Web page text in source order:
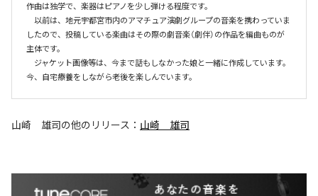
作曲は独学で、楽器はピアノを少し弾ける程度です。
以前は、地元宇都宮市内のアマチュア演劇グループの音楽を携わっていま
したので、投稿している楽曲はその際の劇音楽（劇伴）の作品を編曲ものが
主体です。
ジャケット画像等は、今まで話もしなかった娘と一緒に作成しています。
今、自宅療養をしながら老後を楽しんでいます。
山崎 雄司の他のリリース： 山崎 雄司